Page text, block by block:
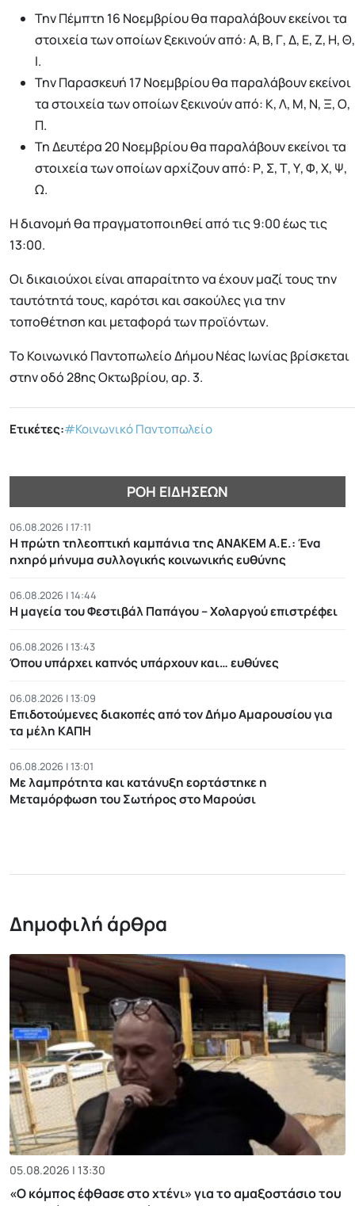
Την Πέμπτη 16 Νοεμβρίου θα παραλάβουν εκείνοι τα
στοιχεία των οποίων ξεκινούν από: Α, Β, Γ, Δ, Ε, Ζ, Η, Θ,
Ι.
Την Παρασκευή 17 Νοεμβρίου θα παραλάβουν εκείνοι
τα στοιχεία των οποίων ξεκινούν από: Κ, Λ, Μ, Ν, Ξ, Ο,
Π.
Τη Δευτέρα 20 Νοεμβρίου θα παραλάβουν εκείνοι τα
στοιχεία των οποίων αρχίζουν από: Ρ, Σ, Τ, Υ, Φ, Χ, Ψ,
Ω.
Η διανομή θα πραγματοποιηθεί από τις 9:00 έως τις
13:00.
Οι δικαιούχοι είναι απαραίτητο να έχουν μαζί τους την
ταυτότητά τους, καρότσι και σακούλες για την
τοποθέτηση και μεταφορά των προϊόντων.
Το Κοινωνικό Παντοπωλείο Δήμου Νέας Ιωνίας βρίσκεται
στην οδό 28ης Οκτωβρίου, αρ. 3.
Ετικέτες:#Κοινωνικό Παντοπωλείο
ΡΟΉ ΕΙΔΉΣΕΩΝ
06.08.2026 | 17:11
Η πρώτη τηλεοπτική καμπάνια της ΑΝΑΚΕΜ Α.Ε.: Ένα
ηχηρό μήνυμα συλλογικής κοινωνικής ευθύνης
06.08.2026 | 14:44
Η μαγεία του Φεστιβάλ Παπάγου – Χολαργού επιστρέφει
06.08.2026 | 13:43
Όπου υπάρχει καπνός υπάρχουν και… ευθύνες
06.08.2026 | 13:09
Επιδοτούμενες διακοπές από τον Δήμο Αμαρουσίου για
τα μέλη ΚΑΠΗ
06.08.2026 | 13:01
Με λαμπρότητα και κατάνυξη εορτάστηκε η
Μεταμόρφωση του Σωτήρος στο Μαρούσι
Δημοφιλή άρθρα
05.08.2026 | 13:30
«Ο κόμπος έφθασε στο χτένι» για το αμαξοστάσιο του